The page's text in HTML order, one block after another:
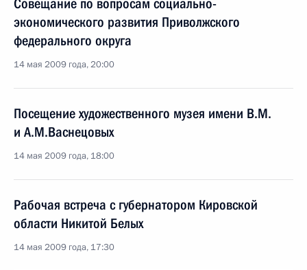
Совещание по вопросам социально-
экономического развития Приволжского
федерального округа
14 мая 2009 года, 20:00
Посещение художественного музея имени В.М.
и А.М.Васнецовых
14 мая 2009 года, 18:00
Рабочая встреча с губернатором Кировской
области Никитой Белых
14 мая 2009 года, 17:30